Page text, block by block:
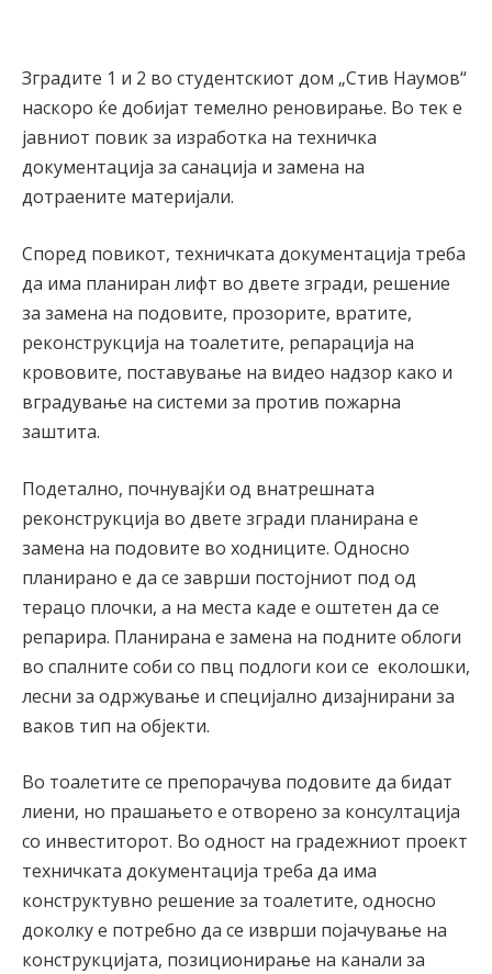
Зградите 1 и 2 во студентскиот дом „Стив Наумов“
наскоро ќе добијат темелно реновирање. Во тек е
јавниот повик за изработка на техничка
документација за санација и замена на
дотраените материјали.
Според повикот, техничката документација треба
да има планиран лифт во двете згради, решение
за замена на подовите, прозорите, вратите,
реконструкција на тоалетите, репарација на
крововите, поставување на видео надзор како и
вградување на системи за против пожарна
заштита.
Подетално, почнувајќи од внатрешната
реконструкција во двете згради планирана е
замена на подовите во ходниците. Односно
планирано е да се заврши постојниот под од
терацо плочки, а на места каде е оштетен да се
репарира. Планирана е замена на подните облоги
во спалните соби со пвц подлоги кои се еколошки,
лесни за одржување и специјално дизајнирани за
ваков тип на објекти.
Во тоалетите се препорачува подовите да бидат
лиени, но прашањето е отворено за консултација
со инвеститорот. Во одност на градежниот проект
техничката документација треба да има
конструктувно решение за тоалетите, односно
доколку е потребно да се изврши појачување на
конструкцијата, позиционирање на канали за